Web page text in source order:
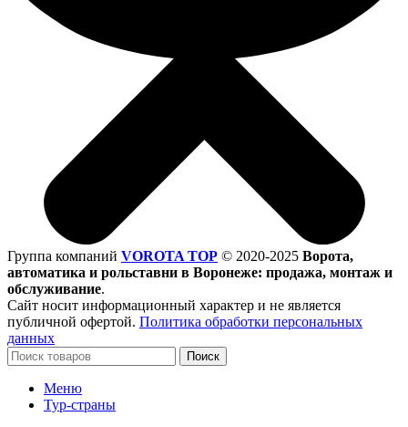
Группа компаний VOROTA TOP © 2020-2025 Ворота,
автоматика и рольставни в Воронеже: продажа, монтаж и
обслуживание.
Сайт носит информационный характер и не является
публичной офертой. Политика обработки персональных
данных
Поиск
Меню
Тур-страны